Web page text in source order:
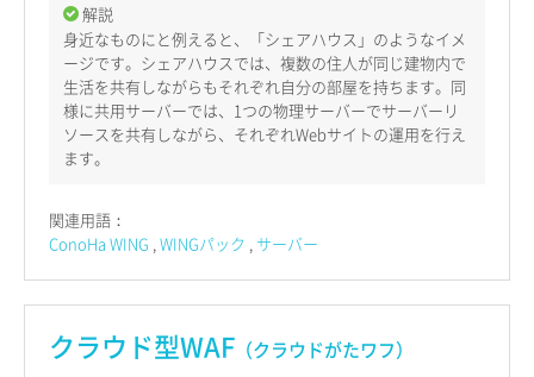
解説
身近なものにと例えると、「シェアハウス」のようなイメ
ージです。シェアハウスでは、複数の住人が同じ建物内で
生活を共有しながらもそれぞれ自分の部屋を持ちます。同
様に共用サーバーでは、1つの物理サーバーでサーバーリ
ソースを共有しながら、それぞれWebサイトの運用を行え
ます。
関連用語：
ConoHa WING WINGパック サーバー
クラウド型WAF （クラウドがたワフ）